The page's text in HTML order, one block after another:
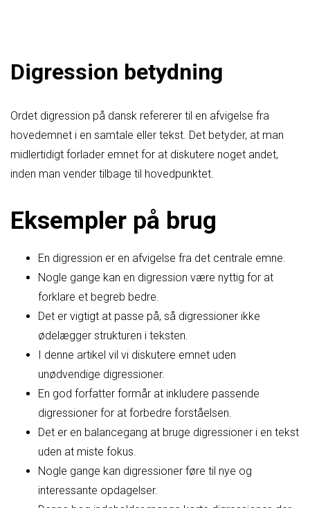
Digression betydning
Ordet digression på dansk refererer til en afvigelse fra
hovedemnet i en samtale eller tekst. Det betyder, at man
midlertidigt forlader emnet for at diskutere noget andet,
inden man vender tilbage til hovedpunktet.
Eksempler på brug
En digression er en afvigelse fra det centrale emne.
Nogle gange kan en digression være nyttig for at
forklare et begreb bedre.
Det er vigtigt at passe på, så digressioner ikke
ødelægger strukturen i teksten.
I denne artikel vil vi diskutere emnet uden
unødvendige digressioner.
En god forfatter formår at inkludere passende
digressioner for at forbedre forståelsen.
Det er en balancegang at bruge digressioner i en tekst
uden at miste fokus.
Nogle gange kan digressioner føre til nye og
interessante opdagelser.